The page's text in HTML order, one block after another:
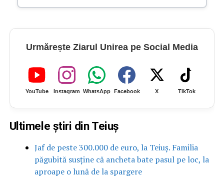
Urmărește Ziarul Unirea pe Social Media
YouTube Instagram WhatsApp Facebook X TikTok
Ultimele știri din Teiuș
Jaf de peste 300.000 de euro, la Teiuș. Familia
păgubită susține că ancheta bate pasul pe loc, la
aproape o lună de la spargere